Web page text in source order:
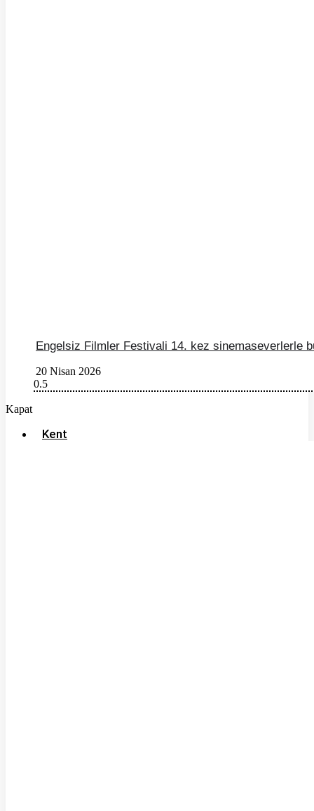
Engelsiz Filmler Festivali 14. kez sinemaseverlerle
20 Nisan 2026
Kapat
Kent